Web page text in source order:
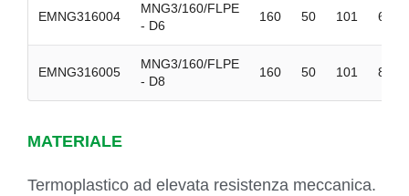
EMNG316004
MNG3/160/FLPE
- D6
160 50 101 6,5
EMNG316005
MNG3/160/FLPE
- D8
160 50 101 8,5
MATERIALE
Termoplastico ad elevata resistenza meccanica.